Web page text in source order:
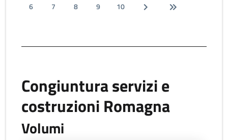
6
7 8 9 10
Congiuntura servizi e
costruzioni Romagna
Volumi